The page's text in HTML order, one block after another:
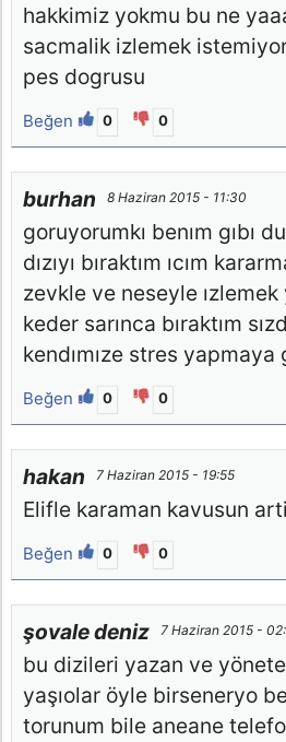
hakkimiz yokmu bu ne
sacmalik izlemek
pes dogrusu
Beğen 0 0
burhan 8 Haziran 2015 - 11:30
goruyorumkı benım gıbı
dızıyı bıraktım ıcım
zevkle ve neseyle ızlemek
keder sarınca bıraktım
kendımıze stres yapmaya
Beğen 0 0
hakan 7 Haziran 2015 - 19:55
Elifle karaman kavusun
Beğen 0 0
şovale deniz 7 Haziran 2015 -
bu dizileri yazan ve
yaşıolar öyle birseneryo
torunum bile aneane